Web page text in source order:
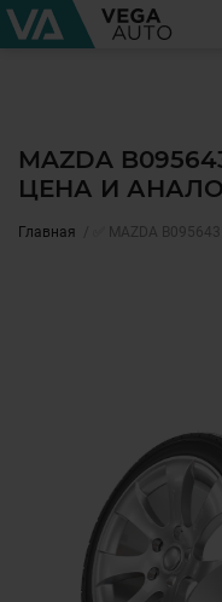
MAZDA
ЦЕНА И
Главная ✅ MAZDA